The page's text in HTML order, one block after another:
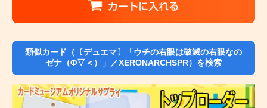
類似カード（〔デュエマ〕「ウチの右眼は破滅の右眼なの
ゼナ（Φ▽＜）」／XERONARCHSPR）を検索